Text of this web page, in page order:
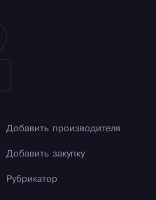
Добавить производителя
Добавить закупку
Рубрикатор